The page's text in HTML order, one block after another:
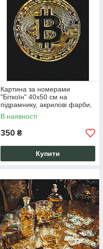
Картина за номерами
"Біткоїн" 40x50 см на
підрамнику, акрилові фарби,
набір для творчості
В наявності
350 ₴
Купити